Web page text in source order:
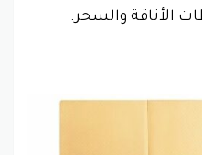
الأناقة والسحر.